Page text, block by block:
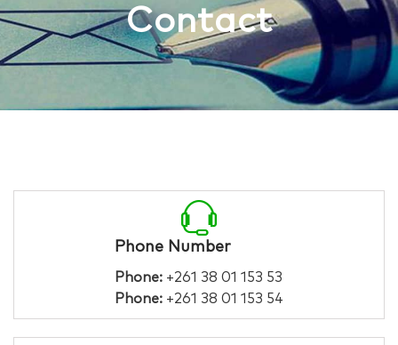
Contact
Phone Number
Phone: +261 38 01 153 53
Phone: +261 38 01 153 54